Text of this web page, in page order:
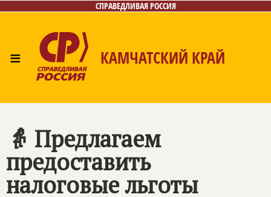
СПРАВЕДЛИВАЯ РОССИЯ
≡ КАМЧАТСКИЙ КРАЙ
👵 Предлагаем
предоставить
налоговые льготы